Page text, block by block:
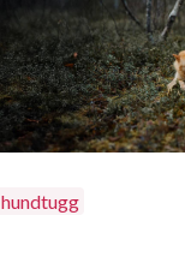
hundtugg